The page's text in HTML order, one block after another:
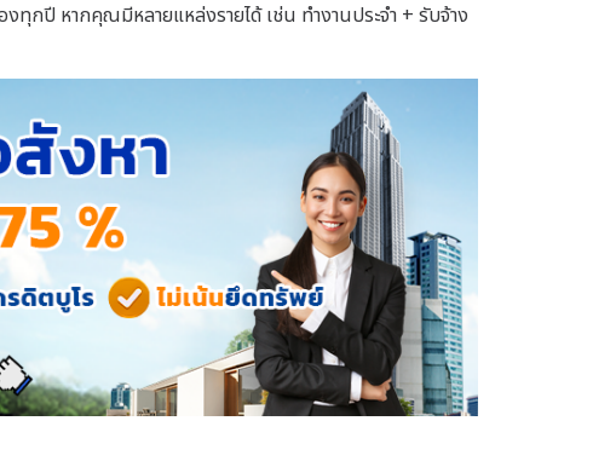
งทุกปี หากคุณมีหลายแหล่งรายได้ เช่น ทำงานประจำ + รับจ้าง